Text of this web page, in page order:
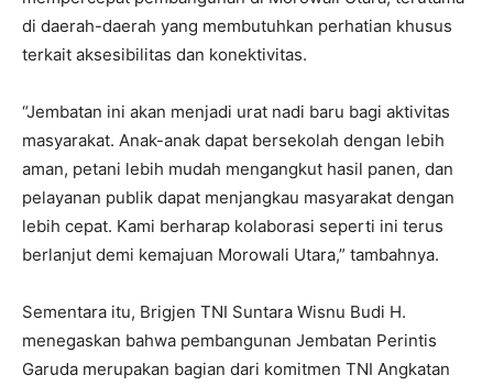
di daerah-daerah yang membutuhkan perhatian khusus
terkait aksesibilitas dan konektivitas.
“Jembatan ini akan menjadi urat nadi baru bagi aktivitas
masyarakat. Anak-anak dapat bersekolah dengan lebih
aman, petani lebih mudah mengangkut hasil panen, dan
pelayanan publik dapat menjangkau masyarakat dengan
lebih cepat. Kami berharap kolaborasi seperti ini terus
berlanjut demi kemajuan Morowali Utara,” tambahnya.
Sementara itu, Brigjen TNI Suntara Wisnu Budi H.
menegaskan bahwa pembangunan Jembatan Perintis
Garuda merupakan bagian dari komitmen TNI Angkatan